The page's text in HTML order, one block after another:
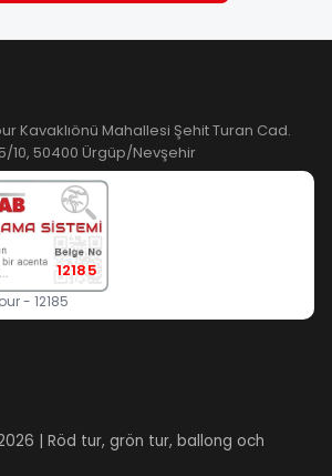
Kavaklıönü Mahallesi Şehit Turan Cad.
10, 50400 Ürgüp/Nevşehir
12185
- 12185
| Röd tur, grön tur, ballong och